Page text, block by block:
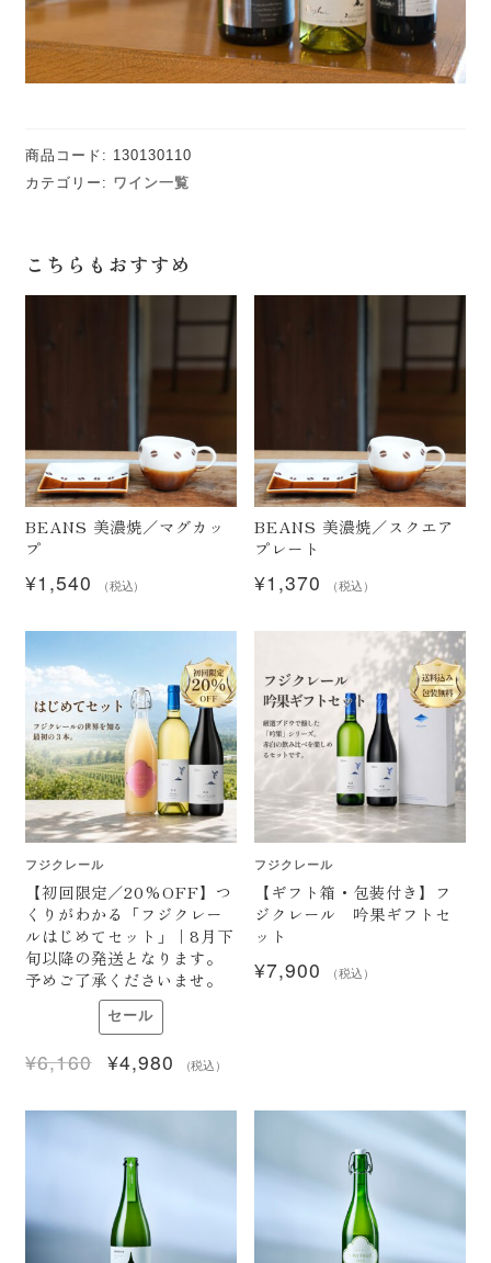
商品コード: 130130110
カテゴリー: ワイン一覧
こちらもおすすめ
BEANS 美濃焼／マグカッ
プ
¥1,540 （税込）
BEANS 美濃焼／スクエア
プレート
¥1,370 （税込）
フジクレール
【初回限定／20%OFF】つ
くりがわかる「フジクレー
ルはじめてセット」｜8月下
旬以降の発送となります。
予めご了承くださいませ。
セール
¥6,160
元
価
¥6,160
で
し
¥4,980 現
の
で
（税込）
フジクレール
【ギフト箱・包装付き】フ
ジクレール 吟果ギフトセ
ット
¥7,900 （税込）